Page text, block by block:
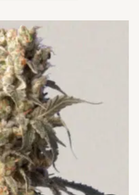
€80,00
Die
Optionen